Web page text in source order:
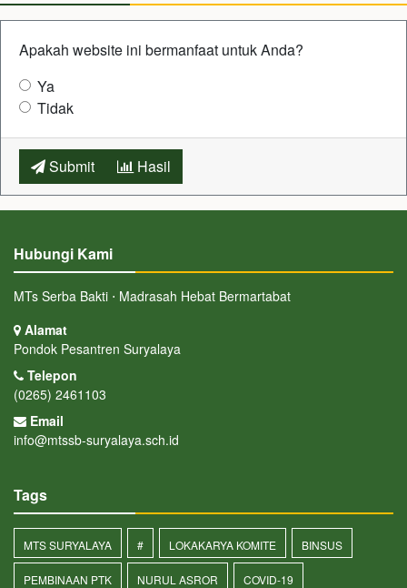
Apakah website ini bermanfaat untuk Anda?
Ya
Tidak
Submit Hasil
Hubungi Kami
MTs Serba Bakti ⋅ Madrasah Hebat Bermartabat
Alamat
Pondok Pesantren Suryalaya
Telepon
(0265) 2461103
Email
info@mtssb-suryalaya.sch.id
Tags
MTS SURYALAYA # LOKAKARYA KOMITE BINSUS
PEMBINAAN PTK NURUL ASROR COVID-19